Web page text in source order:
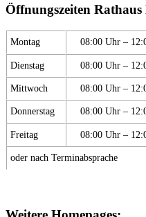
Öffnungszeiten
Montag 08:00 Uhr –
Dienstag 08:00 Uhr –
Mittwoch 08:00 Uhr –
Donnerstag 08:00 Uhr –
Freitag 08:00 Uhr –
oder nach Terminabsprache